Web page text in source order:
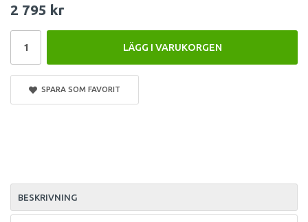
2 795 kr
LÄGG I VARUKORGEN
SPARA SOM FAVORIT
BESKRIVNING